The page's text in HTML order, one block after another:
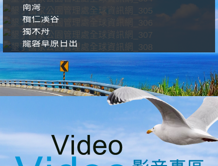
南灣
欖仁溪谷
獨木舟
龍磐草原日出